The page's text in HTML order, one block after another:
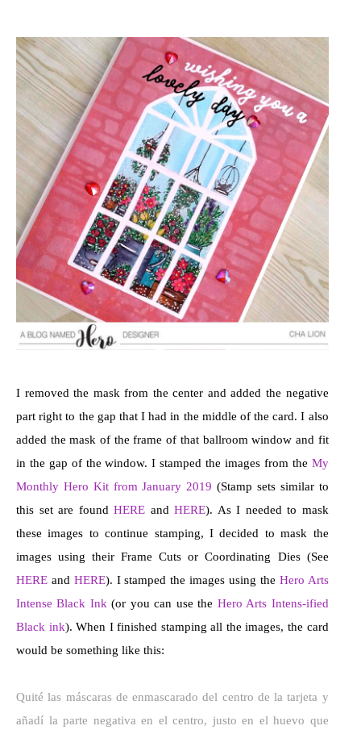
I removed the mask from the center and added the negative
part right to the gap that I had in the middle of the card. I also
added the mask of the frame of that ballroom window and fit
in the gap of the window. I stamped the images from the My
Monthly Hero Kit from January 2019(Stamp sets similar to
this set are foundHERE andHERE). As I needed to mask
these images to continue stamping, I decided to mask the
images using their Frame Cuts or Coordinating Dies (See
HERE and HERE). I stamped the images using the Hero Arts
Intense Black Ink (or you can use the Hero Arts Intens-ified
Black ink). When I finished stamping all the images, the card
would be something like this:
Quité las máscaras de enmascarado del centro de la tarjeta y
añadí la parte negativa en el centro, justo en el huevo que